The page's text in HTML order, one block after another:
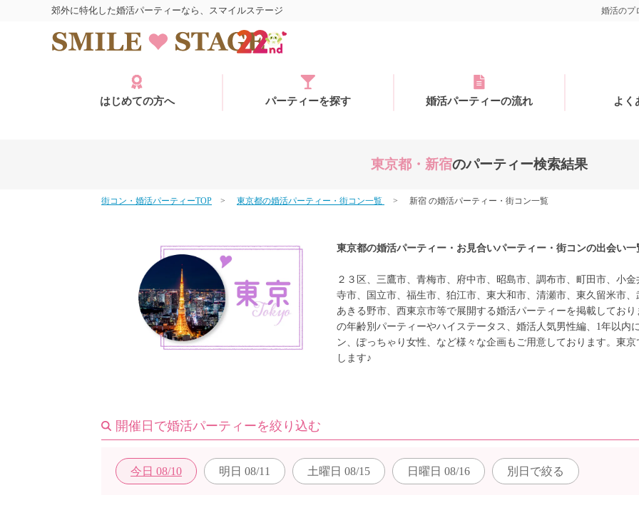
はじめての方へ
今週の婚活パーティー
郊外に特化した婚活パーティーなら、スマイルステージ 婚活のプ
はじめての方へ パーティーを探す 婚活パーティーの流れ よく
東京都・新宿のパーティー検索結果
街コン・婚活パーティーTOP 東京都の婚活パーティー・街コン一覧 新宿 の婚活パーティー・街コン一覧
東京都の婚活パーティー・お見合いパーティー・街コンの出会い一
２３区、三鷹市、青梅市、府中市、昭島市、調布市、町田市、小
寺市、国立市、福生市、狛江市、東大和市、清瀬市、東久留米市
あきる野市、西東京市等で展開する婚活パーティーを掲載してお
の年齢別パーティーやハイステータス、婚活人気男性編、1年以内
ン、ぽっちゃり女性、など様々な企画もご用意しております。東
します♪
開催日で婚活パーティーを絞り込む
今日 08/10 明日 08/11 土曜日 08/15 日曜日 08/16 別日で絞る